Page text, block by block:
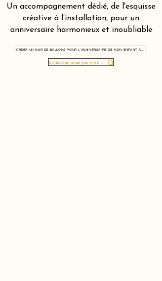
Un accompagnement dédié, de l'esquisse
créative à l’installation, pour un
anniversaire harmonieux et inoubliable